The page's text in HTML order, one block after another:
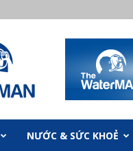
NƯỚC & SỨC KHOẺ